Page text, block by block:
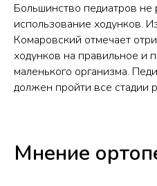
Большинство педиатров
использование ходунков.
Комаровский отмечает
ходунков на правильное и
маленького организма.
должен пройти все стадии
Мнение